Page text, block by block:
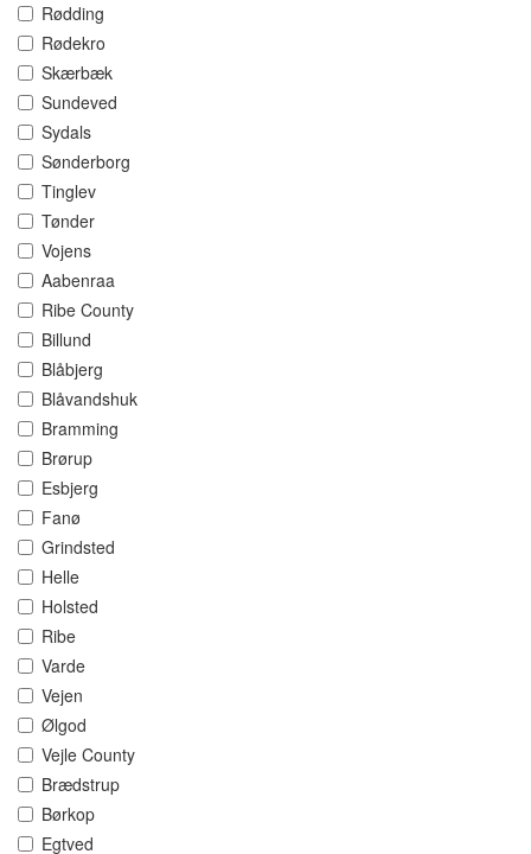
Rødding
Rødekro
Skærbæk
Sundeved
Sydals
Sønderborg
Tinglev
Tønder
Vojens
Aabenraa
Ribe County
Billund
Blåbjerg
Blåvandshuk
Bramming
Brørup
Esbjerg
Fanø
Grindsted
Helle
Holsted
Ribe
Varde
Vejen
Ølgod
Vejle County
Brædstrup
Børkop
Egtved